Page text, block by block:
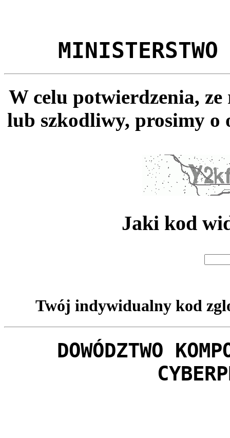
MINISTERSTWO
W celu potwierdzenia,
lub szkodliwy, prosimy o
Jaki kod
Twój indywidualny kod
DOWÓDZTWO